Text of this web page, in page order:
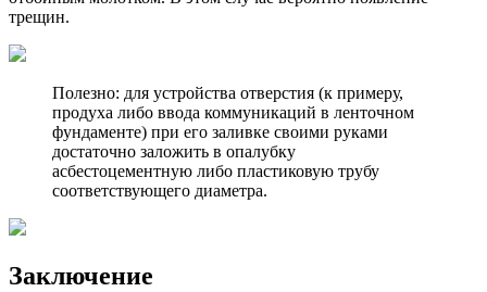
трещин.
Полезно: для устройства отверстия (к примеру,
продуха либо ввода коммуникаций в ленточном
фундаменте) при его заливке своими руками
достаточно заложить в опалубку
асбестоцементную либо пластиковую трубу
соответствующего диаметра.
Заключение